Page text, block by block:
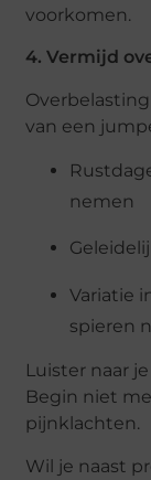
voorkomen.
4. Vermijd
van een
nemen
Variatie
spieren
Luister naar
Begin niet
pijnklachten.
Wil je naast